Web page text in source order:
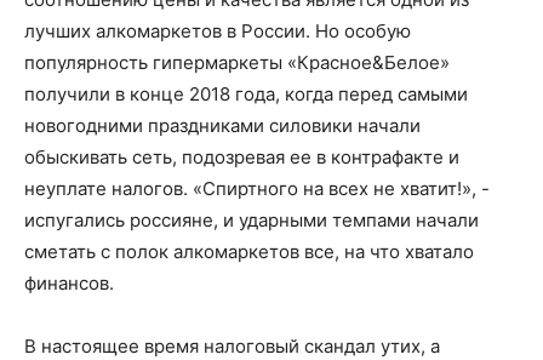
лучших алкомаркетов в России. Но особую
популярность гипермаркеты «Красное&Белое»
получили в конце 2018 года, когда перед самыми
новогодними праздниками силовики начали
обыскивать сеть, подозревая ее в контрафакте и
неуплате налогов. «Спиртного на всех не хватит!», -
испугались россияне, и ударными темпами начали
сметать с полок алкомаркетов все, на что хватало
финансов.
В настоящее время налоговый скандал утих, а